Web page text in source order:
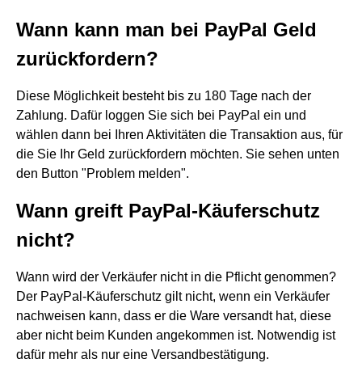
Wann kann man bei PayPal Geld
zurückfordern?
Diese Möglichkeit besteht bis zu 180 Tage nach der
Zahlung. Dafür loggen Sie sich bei PayPal ein und
wählen dann bei Ihren Aktivitäten die Transaktion aus, für
die Sie Ihr Geld zurückfordern möchten. Sie sehen unten
den Button "Problem melden".
Wann greift PayPal-Käuferschutz
nicht?
Wann wird der Verkäufer nicht in die Pflicht genommen?
Der PayPal-Käuferschutz gilt nicht, wenn ein Verkäufer
nachweisen kann, dass er die Ware versandt hat, diese
aber nicht beim Kunden angekommen ist. Notwendig ist
dafür mehr als nur eine Versandbestätigung.